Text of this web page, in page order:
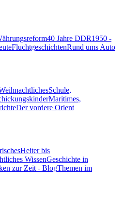
40 Jahre DDR1950 -
FluchtgeschichtenRund ums Auto
Schule,
Maritimes,
Der vordere Orient
Heiter bis
WissenGeschichte in
zur Zeit - BlogThemen im